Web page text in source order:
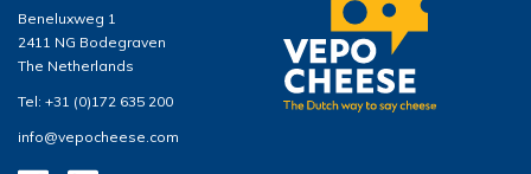
Beneluxweg 1
2411 NG Bodegraven
The Netherlands
Tel: +31 (0)172 635 200
info@vepocheese.com